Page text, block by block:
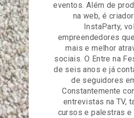
eventos. Além de
na web, é
InstaParty,
empreendedores
mais e melhor
sociais. O Entre na
de seis anos e já
de seguidores
Constantemente
entrevistas na TV,
cursos e palestras e